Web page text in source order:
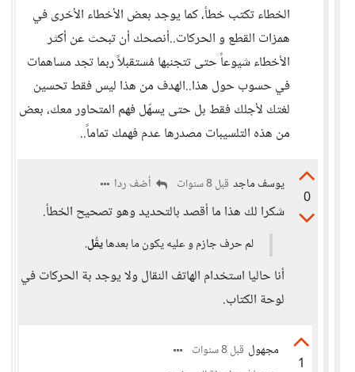
الخطاء تكتب خطأ، كما يوجد بعض الأخطاء الأخرى في
همزات القطع و الحركات..أنصحك أن تبحث عن أكثر
الأخطاء شيوعاً حتى تتجنبها مُستقبلاً ربما تجد مساهمات
في حسوب حول هذا..الهدف من هذا ليس فقط تحسين
لغتك لأجلك فقط بل حتى يسهّل فهم المتحاور معك، بعض
من هذه التلسيبات مصدرها عدم فهمك تماماً..
0
يوسف ماجد قبل 8 سنوات أضف ردا
شكرا لك هذا ما أقصد بالتحديد وهو تصحيح الخطأ.
لم حرف جازم و عليه يكون ما بعدهايقُل.
أنا حاليا استخدام الهاتف النقال ولا يوجد بة الحركات في
لوحة الكتاب.
1
مجهول قبل 8 سنوات